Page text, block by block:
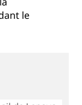
le